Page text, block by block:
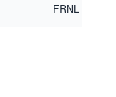
FRNL